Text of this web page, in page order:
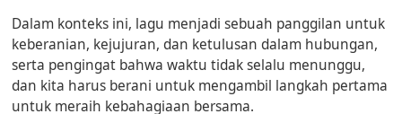
Dalam konteks ini, lagu menjadi sebuah panggilan untuk
keberanian, kejujuran, dan ketulusan dalam hubungan,
serta pengingat bahwa waktu tidak selalu menunggu,
dan kita harus berani untuk mengambil langkah pertama
untuk meraih kebahagiaan bersama.